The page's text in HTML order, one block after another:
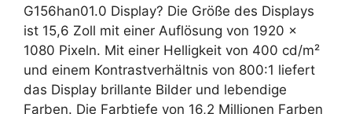
G156han01.0 Display? Die Größe des Displays
ist 15,6 Zoll mit einer Auflösung von 1920 x
1080 Pixeln. Mit einer Helligkeit von 400 cd/m²
und einem Kontrastverhältnis von 800:1 liefert
das Display brillante Bilder und lebendige
Farben. Die Farbtiefe von 16,2 Millionen Farben